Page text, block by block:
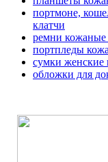
портмоне,
клатчи
ремни
портпледы
сумки женские
обложки для